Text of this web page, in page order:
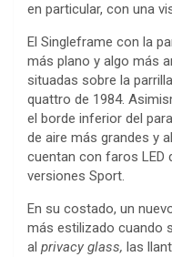
en particular, con una
El Singleframe con la
más plano y algo más
situadas sobre la
quattro de 1984.
el borde inferior del
de aire más grandes y
cuentan con faros LED
versiones Sport.
En su costado, un
más estilizado cuando
al privacy glass, las